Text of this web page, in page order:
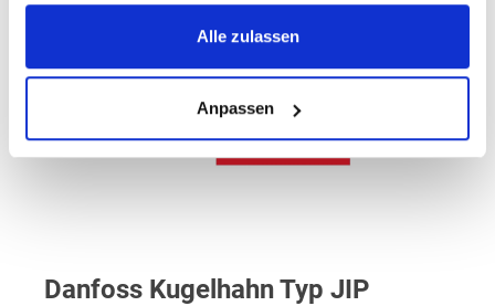
Alle zulassen
Anpassen
Danfoss Kugelhahn Typ JIP